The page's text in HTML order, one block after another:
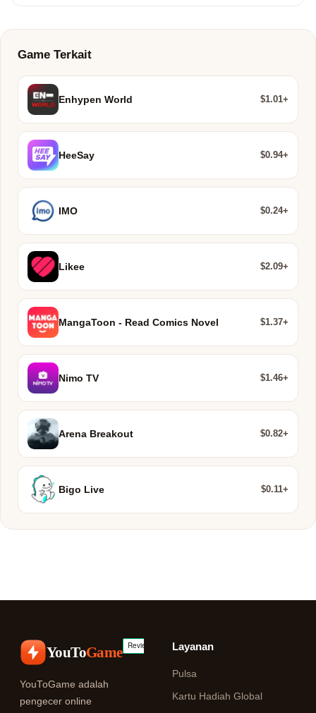
Game Terkait
Enhypen World $1.01+
HeeSay $0.94+
IMO $0.24+
Likee $2.09+
MangaToon - Read Comics Novel $1.37+
Nimo TV $1.46+
Arena Breakout $0.82+
Bigo Live $0.11+
YouToGame
YouToGame adalah
pengecer online
Layanan
Pulsa
Kartu Hadiah Global